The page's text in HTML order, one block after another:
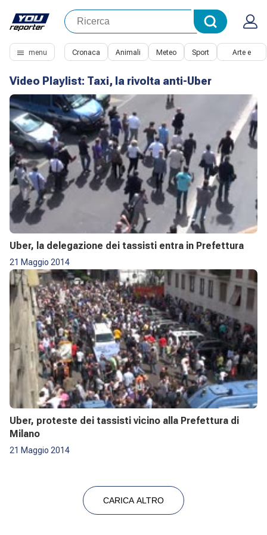
menu Cronaca Animali Meteo Sport Arte e
Video Playlist: Taxi, la rivolta anti-Uber
Uber, la delegazione dei tassisti entra in Prefettura
21 Maggio 2014
Uber, proteste dei tassisti vicino alla Prefettura di
Milano
21 Maggio 2014
CARICA ALTRO